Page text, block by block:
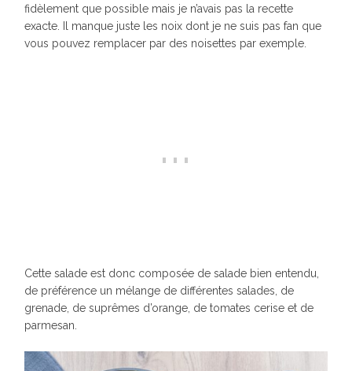
fidèlement que possible mais je n’avais pas la recette
exacte. Il manque juste les noix dont je ne suis pas fan que
vous pouvez remplacer par des noisettes par exemple.
Cette salade est donc composée de salade bien entendu,
de préférence un mélange de différentes salades, de
grenade, de suprêmes d’orange, de tomates cerise et de
parmesan.